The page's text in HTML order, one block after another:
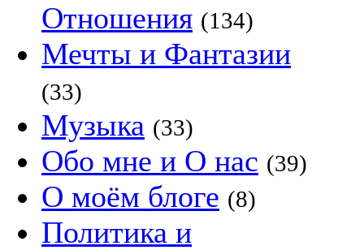
Отношения (134)
Мечты и Фантазии
(33)
Музыка (33)
Обо мне и О нас (39)
О моём блоге (8)
Политика и